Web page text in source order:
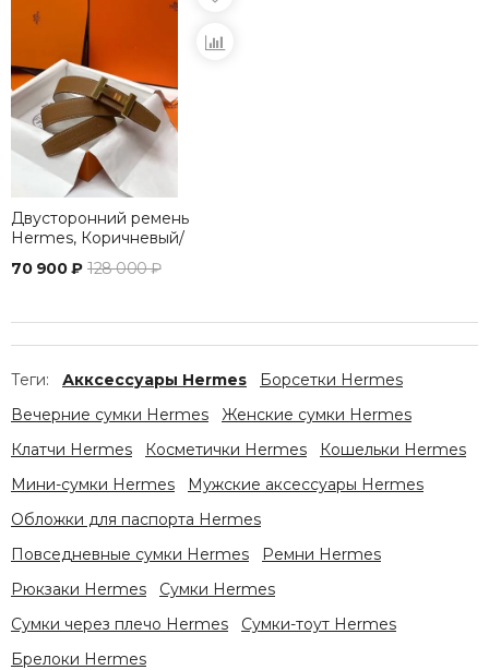
Двусторонний ремень
Hermes, Коричневый/
70 900 ₽ 128 000 ₽
Теги: Акксессуары Hermes
Борсетки Hermes
Вечерние сумки Hermes
Женские сумки Hermes
Клатчи Hermes
Косметички Hermes
Кошельки Hermes
Мини-сумки Hermes
Мужские аксессуары Hermes
Обложки для паспорта Hermes
Повседневные сумки Hermes
Ремни Hermes
Рюкзаки Hermes
Сумки Hermes
Сумки через плечо Hermes
Сумки-тоут Hermes
Брелоки Hermes